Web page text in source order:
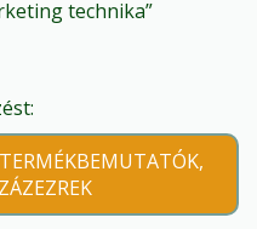
technika”